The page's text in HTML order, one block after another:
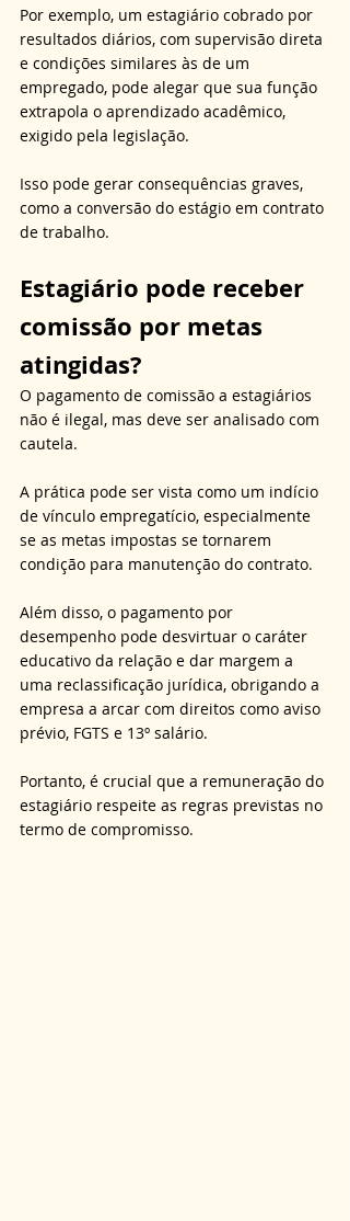
Por exemplo, um estagiário cobrado por
resultados diários, com supervisão direta
e condições similares às de um
empregado, pode alegar que sua função
extrapola o aprendizado acadêmico,
exigido pela legislação.
Isso pode gerar consequências graves,
como a conversão do estágio em contrato
de trabalho.
Estagiário pode receber
comissão por metas
atingidas?
O pagamento de comissão a estagiários
não é ilegal, mas deve ser analisado com
cautela.
A prática pode ser vista como um indício
de vínculo empregatício, especialmente
se as metas impostas se tornarem
condição para manutenção do contrato.
Além disso, o pagamento por
desempenho pode desvirtuar o caráter
educativo da relação e dar margem a
uma reclassificação jurídica, obrigando a
empresa a arcar com direitos como aviso
prévio, FGTS e 13º salário.
Portanto, é crucial que a remuneração do
estagiário respeite as regras previstas no
termo de compromisso.